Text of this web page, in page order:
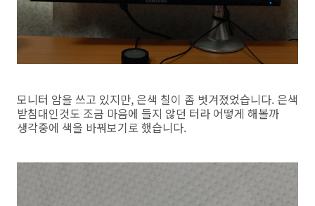
모니터 암을 쓰고 있지만, 은색 칠이 좀 벗겨졌었습니다. 은색
받침대인것도 조금 마음에 들지 않던 터라 어떻게 해볼까
생각중에 색을 바꿔보기로 했습니다.